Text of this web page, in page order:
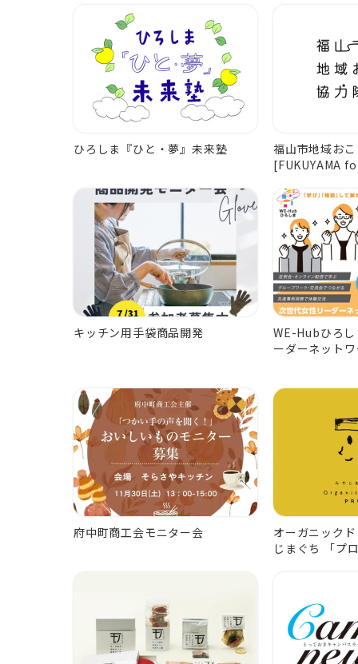
ひろしま『ひと・夢』未来塾
福山市地域お
[FUKUYAMA
キッチン用手袋商品開発
WE-Hubひろ
ーダーネット
府中町商工会モニター会
オーガニック
じまぐち 「プ